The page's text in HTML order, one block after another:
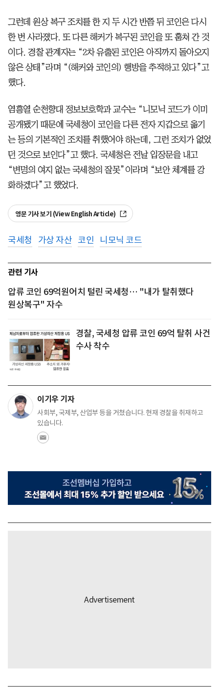
그런데 원상 복구 조치를 한 지 두 시간 반쯤 뒤 코인은 다시
한 번 사라졌다. 또 다른 해커가 복구된 코인을 또 훔쳐 간 것
이다. 경찰 관계자는 “2차 유출된 코인은 아직까지 돌아오지
않은 상태”라며 “(해커와 코인의) 행방을 추적하고 있다”고
했다.
염흥열 순천향대 정보보호학과 교수는 “니모닉 코드가 이미
공개됐기 때문에 국세청이 코인을 다른 전자 지갑으로 옮기
는 등의 기본적인 조치를 취했어야 하는데, 그런 조치가 없었
던 것으로 보인다”고 했다. 국세청은 전날 입장문을 내고
“변명의 여지 없는 국세청의 잘못”이라며 “보안 체계를 강
화하겠다”고 했었다.
영문 기사 보기 (View English Article)
국세청 가상 자산 코인 니모닉 코드
관련 기사
압류 코인 69억원어치 털린 국세청… "내가 탈취했다
원상복구" 자수
경찰, 국세청 압류 코인 69억 탈취 사건
수사 착수
이기우 기자
사회부, 국제부, 산업부 등을 거쳤습니다. 현재 경찰을 취재하고
있습니다.